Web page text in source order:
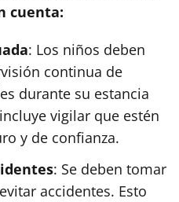
cuenta:
: Los niños deben
continua de
durante su estancia
vigilar que estén
y de confianza.
: Se deben tomar
accidentes. Esto